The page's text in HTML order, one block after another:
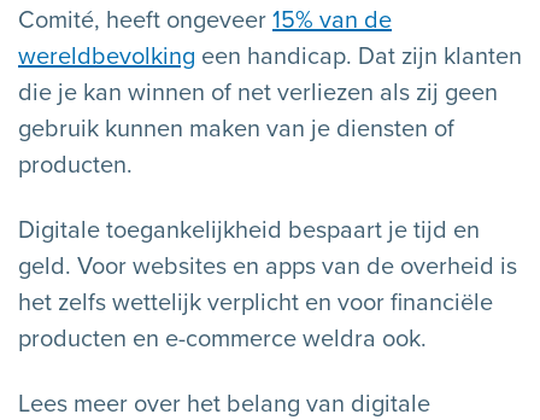
Comité, heeft ongeveer 15% van de
wereldbevolking een handicap. Dat zijn klanten
die je kan winnen of net verliezen als zij geen
gebruik kunnen maken van je diensten of
producten.
Digitale toegankelijkheid bespaart je tijd en
geld. Voor websites en apps van de overheid is
het zelfs wettelijk verplicht en voor financiële
producten en e-commerce weldra ook.
Lees meer over het belang van digitale